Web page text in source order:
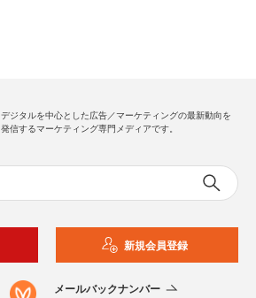
デジタルを中心とした広告／マーケティングの最新動向を
発信するマーケティング専門メディアです。
新規会員登録
メールバックナンバー